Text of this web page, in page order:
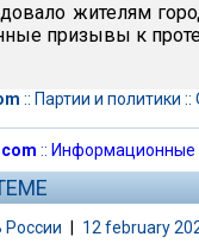
жителям
призывы к
:: Партии и политики ::
:: Информационные
России | 12 february